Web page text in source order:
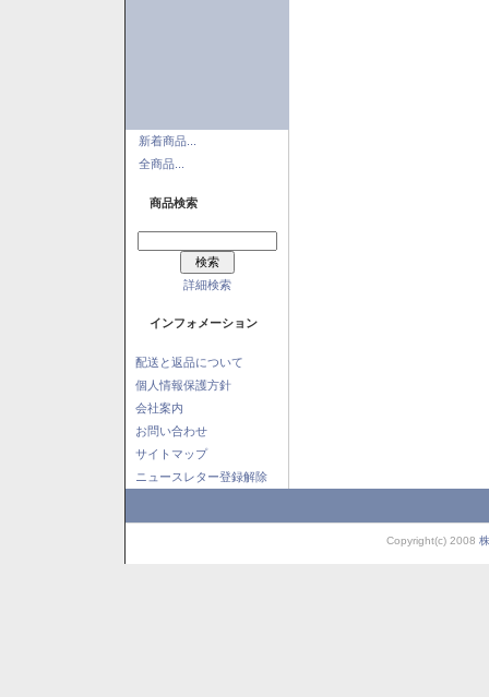
新着商品...
全商品...
商品検索
詳細検索
インフォメーション
配送と返品について
個人情報保護方針
会社案内
お問い合わせ
サイトマップ
ニュースレター登録解除
Copyright(c) 2008